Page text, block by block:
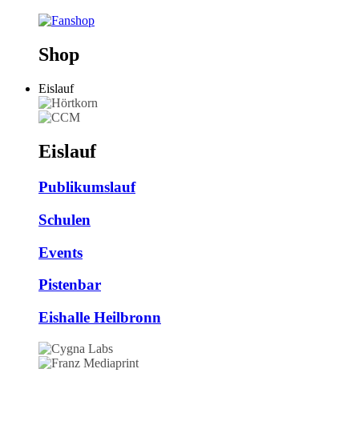
Shop
Eislauf
Eislauf
Publikumslauf
Schulen
Events
Pistenbar
Eishalle Heilbronn